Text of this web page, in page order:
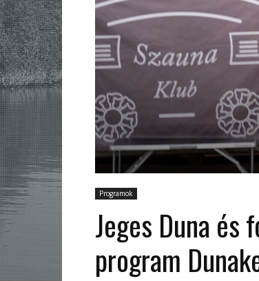
Programok
Jeges Duna és
program